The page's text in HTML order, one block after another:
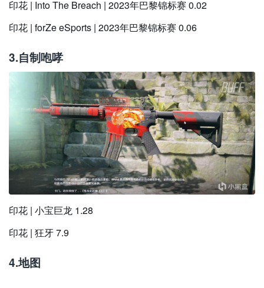
印花 | Into The Breach | 2023年巴黎锦标赛 0.02
印花 | forZe eSports | 2023年巴黎锦标赛 0.06
3.自制咆哮
印花 | 小宝巨龙 1.28
印花 | 狂牙 7.9
4.地图